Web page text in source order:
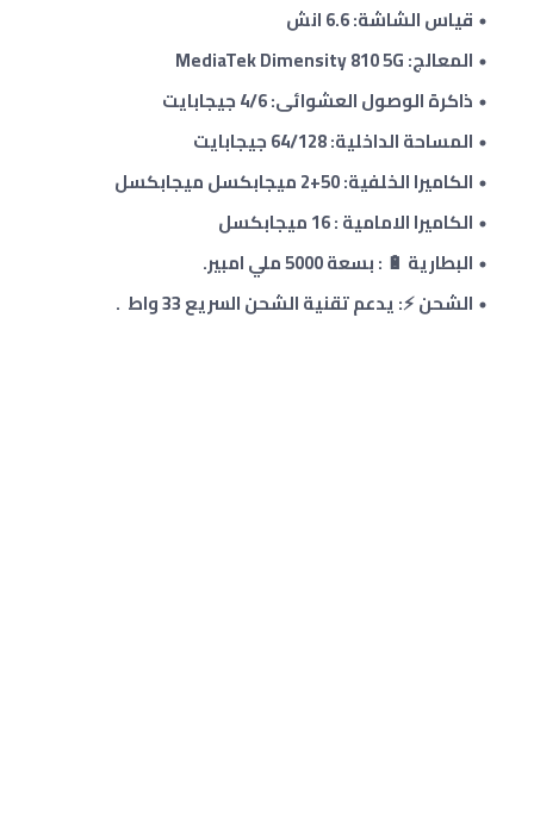
قياس الشاشة: 6.6 انش
المعالج: MediaTek Dimensity 810 5G
ذاكرة الوصول العشوائى: 4/6 جيجابايت
المساحة الداخلية: 64/128 جيجابايت
الكاميرا الخلفية: 50+2 ميجابكسل ميجابكسل
الكاميرا الامامية : 16 ميجابكسل
البطارية 🔋 : بسعة 5000 ملي امبير.
الشحن ⚡: يدعم تقنية الشحن السريع 33 واط .